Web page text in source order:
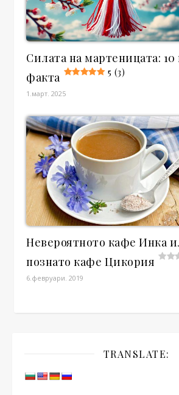
Силата на мартеницата:
факта
5 (3)
1.март. 2025
Невероятното кафе Инка
познато кафе Цикория
6.февруари. 2019
TRANSLATE: